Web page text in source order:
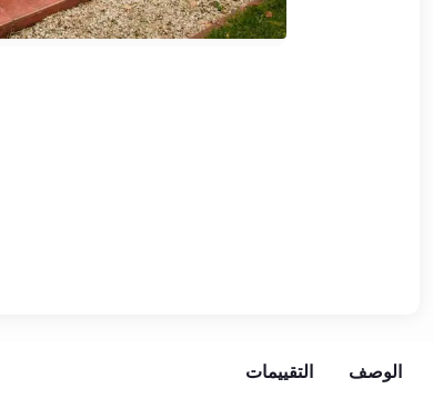
الوصف التقييمات